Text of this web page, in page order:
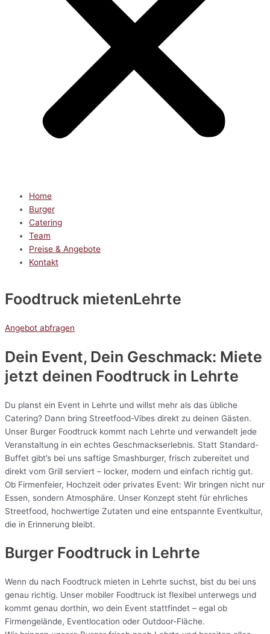
Home
Burger
Catering
Team
Preise & Angebote
Kontakt
Foodtruck mietenLehrte
Angebot abfragen
Dein Event, Dein Geschmack: Miete
jetzt deinen Foodtruck in Lehrte
Du planst ein Event in Lehrte und willst mehr als das übliche
Catering? Dann bring Streetfood-Vibes direkt zu deinen Gästen.
Unser Burger Foodtruck kommt nach Lehrte und verwandelt jede
Veranstaltung in ein echtes Geschmackserlebnis. Statt Standard-
Buffet gibt’s bei uns saftige Smashburger, frisch zubereitet und
direkt vom Grill serviert – locker, modern und einfach richtig gut.
Ob Firmenfeier, Hochzeit oder privates Event: Wir bringen nicht nur
Essen, sondern Atmosphäre. Unser Konzept steht für ehrliches
Streetfood, hochwertige Zutaten und eine entspannte Eventkultur,
die in Erinnerung bleibt.
Burger Foodtruck in Lehrte
Wenn du nach Foodtruck mieten in Lehrte suchst, bist du bei uns
genau richtig. Unser mobiler Foodtruck ist flexibel unterwegs und
kommt genau dorthin, wo dein Event stattfindet – egal ob
Firmengelände, Eventlocation oder Outdoor-Fläche.